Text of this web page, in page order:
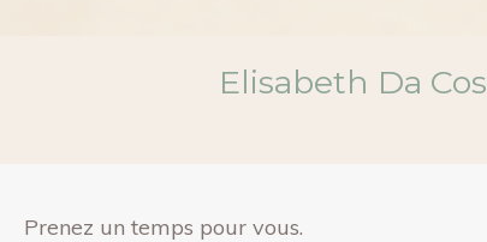
Elisabeth Da
Prenez un temps pour vous.